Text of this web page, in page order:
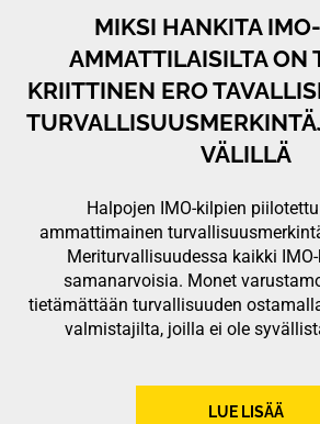
MIKSI HANKITA
AMMATTILAISILTA ON
KRIITTINEN ERO
VÄLILLÄ
Halpojen IMO-kilpien
ammattimainen
Meriturvallisuudessa kaikki
samanarvoisia. Monet
tietämättään turvallisuuden
valmistajilta, joilla ei ole
LUE LISÄÄ